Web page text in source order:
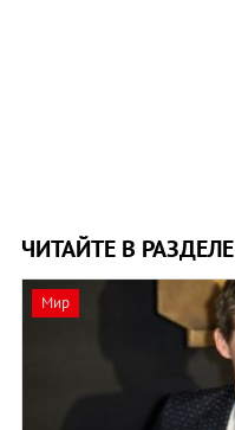
ЧИТАЙТЕ В РАЗДЕЛЕ
Мир